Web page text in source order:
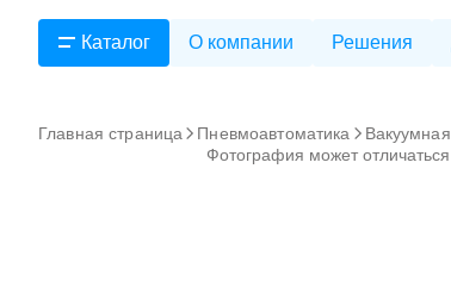
Каталог О компании Решения
Главная страница Пневмоавтоматика
Фотография может